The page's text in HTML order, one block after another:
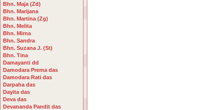
Bhn. Maja (Zd)
Bhn. Marijana
Bhn. Martina (Zg)
Bhn. Melita
Bhn. Mirna
Bhn. Sandra
Bhn. Suzana J. (St)
Bhn. Tina
Damayanti dd
Damodara Prema das
Damodara Rati das
Darpaha das
Dayita das
Deva das
Devananda Pandit das